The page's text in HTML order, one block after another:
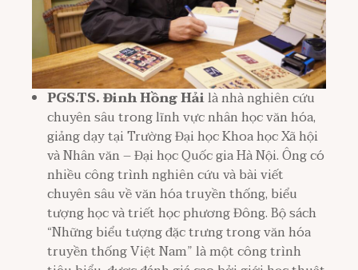
PGS.TS. Đinh Hồng Hảilà nhà nghiên cứu
chuyên sâu trong lĩnh vực nhân học văn hóa,
giảng dạy tại Trường Đại học Khoa học Xã hội
và Nhân văn – Đại học Quốc gia Hà Nội. Ông có
nhiều công trình nghiên cứu và bài viết
chuyên sâu về văn hóa truyền thống, biểu
tượng học và triết học phương Đông. Bộ sách
“Những biểu tượng đặc trưng trong văn hóa
truyền thống Việt Nam” là một công trình